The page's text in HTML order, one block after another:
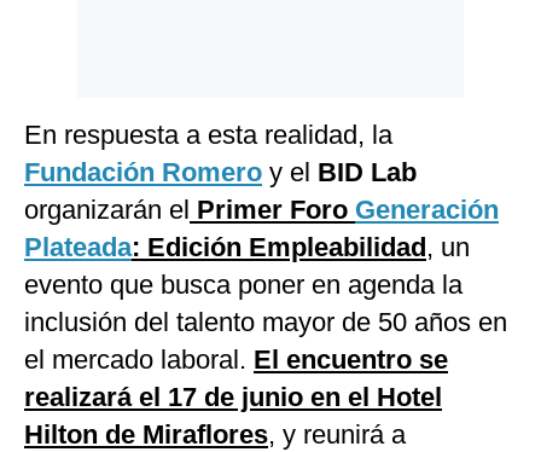
En respuesta a esta realidad, la
Fundación Romero y el BID Lab
organizarán el Primer Foro Generación
Plateada: Edición Empleabilidad, un
evento que busca poner en agenda la
inclusión del talento mayor de 50 años en
el mercado laboral. El encuentro se
realizará el 17 de junio en el Hotel
Hilton de Miraflores, y reunirá a